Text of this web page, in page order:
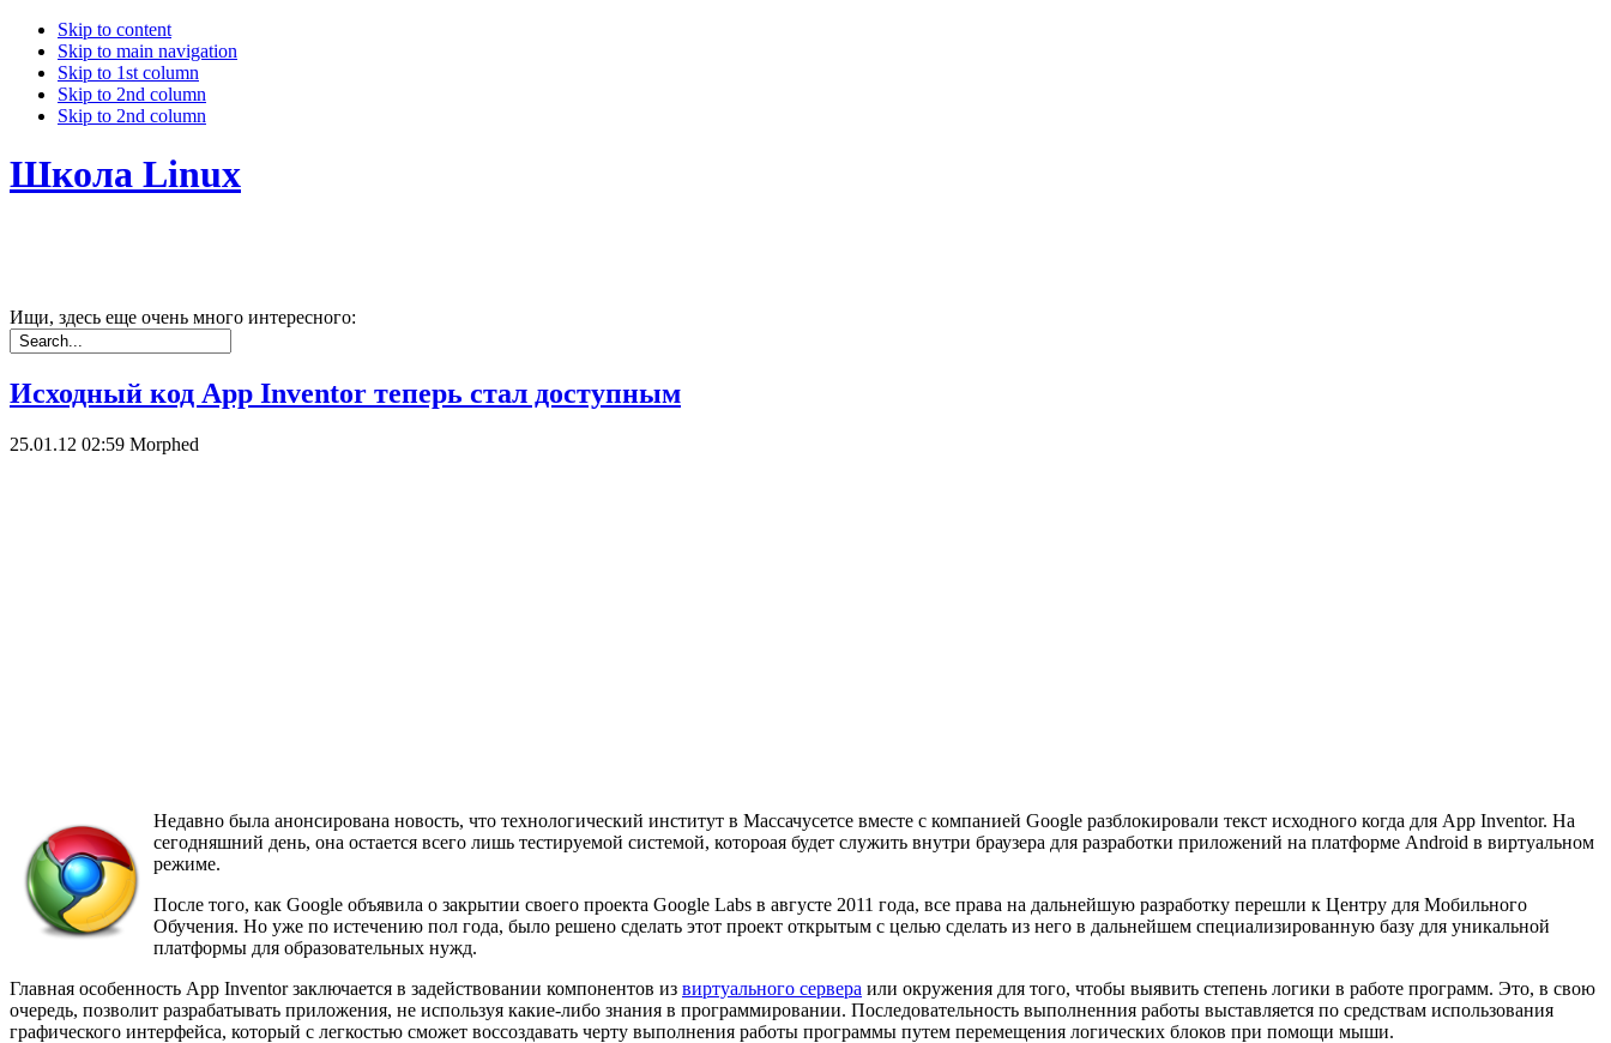
Skip to content
Skip to main navigation
Skip to 1st column
Skip to 2nd column
Skip to 2nd column
Школа Linux
Ищи, здесь еще очень много интересного:
Исходный код App Inventor теперь стал доступным
25.01.12 02:59 Morphed
Недавно была анонсирована новость, что технологический институт в Массачусетсе вместе с компанией Google разблокировали текст исходного когда для App Inventor. На
сегодняшний день, она остается всего лишь тестируемой системой, котороая будет служить внутри браузера для разработки приложений на платформе Android в виртуальном
режиме.
После того, как Google объявила о закрытии своего проекта Google Labs в августе 2011 года, все права на дальнейшую разработку перешли к Центру для Мобильного
Обучения. Но уже по истечению пол года, было решено сделать этот проект открытым с целью сделать из него в дальнейшем специализированную базу для уникальной
платформы для образовательных нужд.
Главная особенность App Inventor заключается в задействовании компонентов из виртуального сервера или окружения для того, чтобы выявить степень логики в работе программ. Это, в свою
очередь, позволит разрабатывать приложения, не используя какие-либо знания в программировании. Последовательность выполненния работы выставляется по средствам использования
графического интерфейса, который с легкостью сможет воссоздавать черту выполнения работы программы путем перемещения логических блоков при помощи мыши.